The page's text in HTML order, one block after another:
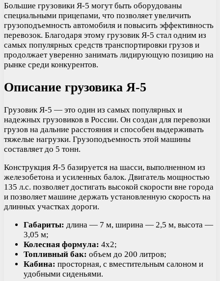
Большие грузовики Я-5 могут быть оборудованы
специальными прицепами, что позволяет увеличить
грузоподъемность автомобиля и повысить эффективность
перевозок. Благодаря этому грузовик Я-5 стал одним из
самых популярных средств транспортировки грузов и
продолжает уверенно занимать лидирующую позицию на
рынке среди конкурентов.
Описание грузовика Я-5
Грузовик Я-5 — это один из самых популярных и
надежных грузовиков в России. Он создан для перевозки
грузов на дальние расстояния и способен выдерживать
тяжелые нагрузки. Грузоподъемность этой машины
составляет до 5 тонн.
Конструкция Я-5 базируется на шасси, выполненном из
железобетона и усиленных балок. Двигатель мощностью
135 л.с. позволяет достигать высокой скорости вне города
и позволяет машине держать установленную скорость на
длинных участках дороги.
Габариты: длина — 7 м, ширина — 2,5 м, высота —
3,05 м;
Колесная формула: 4х2;
Топливный бак: объем до 200 литров;
Кабина: просторная, с вместительным салоном и
удобными сиденьями.